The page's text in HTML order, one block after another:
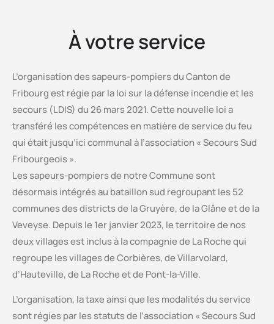
À votre service
L’organisation des sapeurs-pompiers du Canton de
Fribourg est régie par la loi sur la défense incendie et les
secours (LDIS) du 26 mars 2021. Cette nouvelle loi a
transféré les compétences en matière de service du feu
qui était jusqu’ici communal à l’association « Secours Sud
Fribourgeois ».
Les sapeurs-pompiers de notre Commune sont
désormais intégrés au bataillon sud regroupant les 52
communes des districts de la Gruyère, de la Glâne et de la
Veveyse. Depuis le 1er janvier 2023, le territoire de nos
deux villages est inclus à la compagnie de La Roche qui
regroupe les villages de Corbières, de Villarvolard,
d’Hauteville, de La Roche et de Pont-la-Ville.
L’organisation, la taxe ainsi que les modalités du service
sont régies par les statuts de l’association « Secours Sud